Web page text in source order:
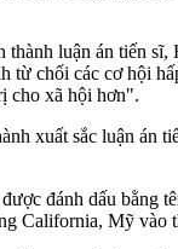
thành luận án tiến
từ chối các cơ hội
cho xã hội hơn".
xuất sắc luận án
đánh dấu bằng
California, Mỹ vào